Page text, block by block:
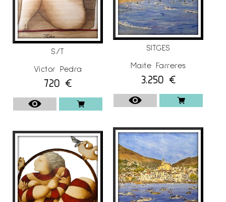
S/T
Víctor Pedra
720 €
SITGES
Maite Farreres
3.250 €